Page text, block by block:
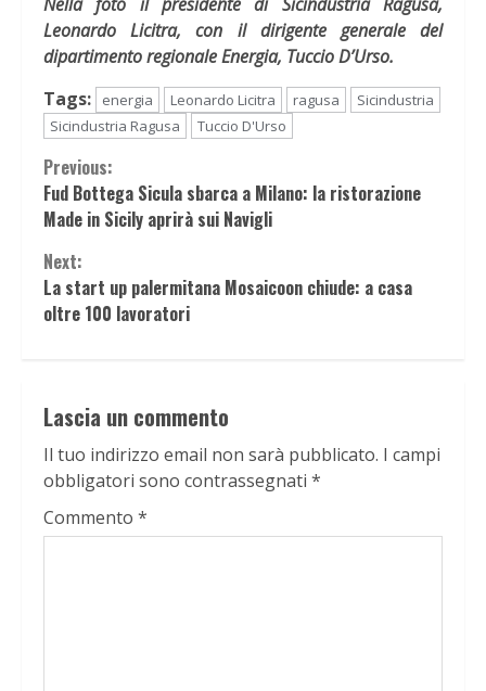
Leonardo Licitra, con il dirigente generale del
dipartimento regionale Energia, Tuccio D’Urso.
Tags:
energia Leonardo Licitra ragusa
Sicindustria
Sicindustria Ragusa
Tuccio D'Urso
Continue
Reading
Previous:
Fud Bottega Sicula sbarca a Milano: la ristorazione
Made in Sicily aprirà sui Navigli
Next:
La start up palermitana Mosaicoon chiude: a casa
oltre 100 lavoratori
Lascia un commento
Il tuo indirizzo email non sarà pubblicato. I campi
obbligatori sono contrassegnati *
Commento *